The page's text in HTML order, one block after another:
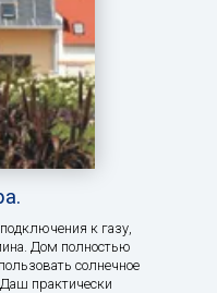
к газу,
Дом полностью
солнечное
практически